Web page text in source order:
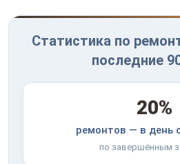
Статистика по
последние
20%
ремонтов — в день
по завершённым